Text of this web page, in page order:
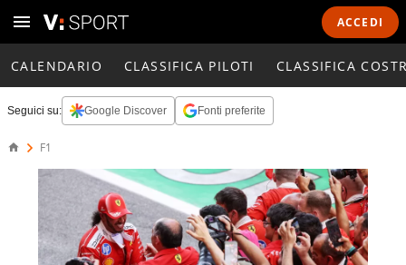
ACCEDI
CALENDARIO CLASSIFICA PILOTI CLASSIFICA
Seguici su: Google Discover Fonti preferite
F1